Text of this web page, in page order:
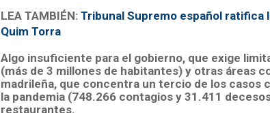
LEA TAMBIÉN: Tribunal Supremo español ratifica
Quim Torra
Algo insuficiente para el gobierno, que exige
(más de 3 millones de habitantes) y otras áreas
madrileña, que concentra un tercio de los casos
la pandemia (748.266 contagios y 31.411
restaurantes.